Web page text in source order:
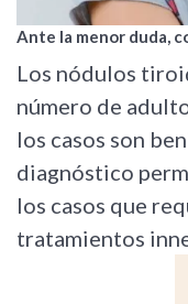
Ante la menor duda,
Los nódulos
número de
los casos son
diagnóstico
los casos que
tratamientos